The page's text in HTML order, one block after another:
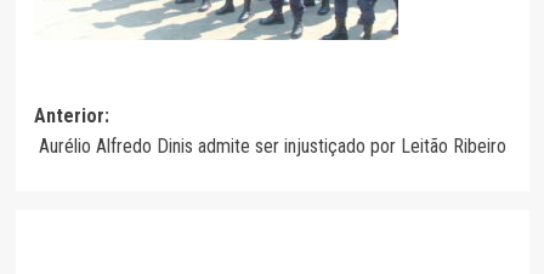
Navegação
de
Anterior:
Aurélio Alfredo Dinis admite ser injustiçado por Leitão Ribeiro